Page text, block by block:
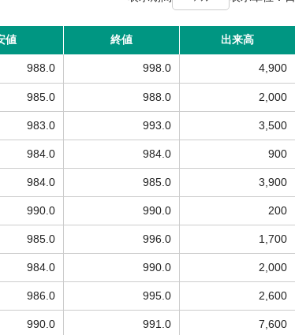
値 終値 出来高
988.0 998.0 4,900
985.0 988.0 2,000
983.0 993.0 3,500
984.0 984.0 900
984.0 985.0 3,900
990.0 990.0 200
985.0 996.0 1,700
984.0 990.0 2,000
986.0 995.0 2,600
990.0 991.0 7,600